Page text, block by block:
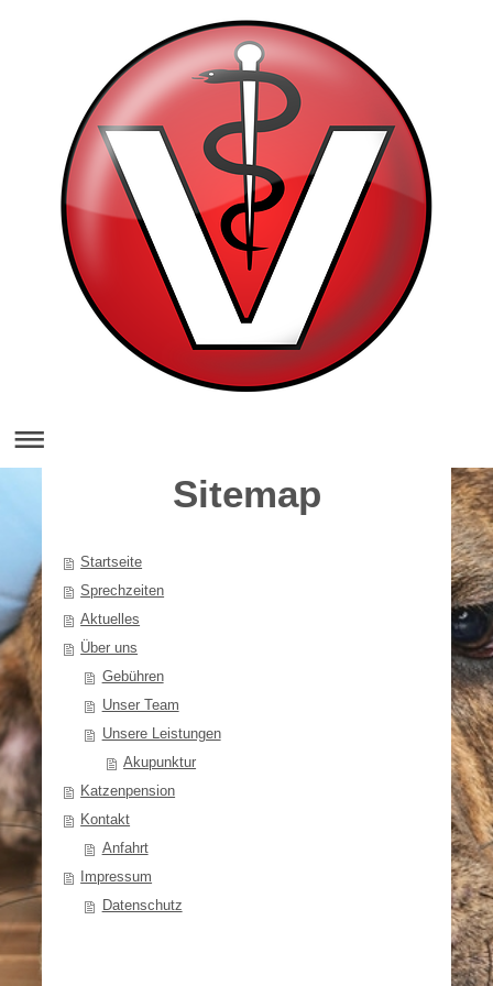
Sitemap
Startseite
Sprechzeiten
Aktuelles
Über uns
Gebühren
Unser Team
Unsere Leistungen
Akupunktur
Katzenpension
Kontakt
Anfahrt
Impressum
Datenschutz